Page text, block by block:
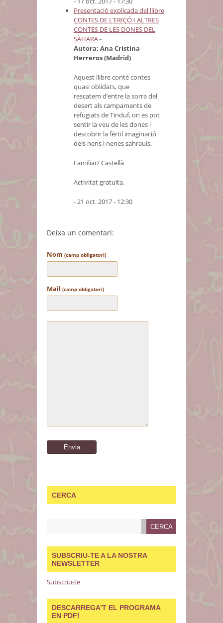
Presentació explicada del llibre
CONTES DE L’ERIÇÓ I ALTRES
CONTES DE LES DONES DEL
SÀHARA-
Autora: Ana Cristina
Herreros (Madrid)
Aquest llibre conté contes
quasi oblidats, que
rescatem d’entre la sorra del
desert als campaments de
refugiats de Tinduf, on es pot
sentir la veu de les dones i
descobrir la fèrtil imaginació
dels nens i nenes sahrauís.
Familiar/ Castellà
Activitat gratuïta.
- 21 oct. 2017 - 12:30
Deixa un comentari:
Nom (camp obligatori)
Mail (camp obligatori)
CERCA
SUBSCRIU-TE A LA NOSTRA
NEWSLETTER
Subscriu-te
DESCARREGA’T EL PROGRAMA
EN PDF!